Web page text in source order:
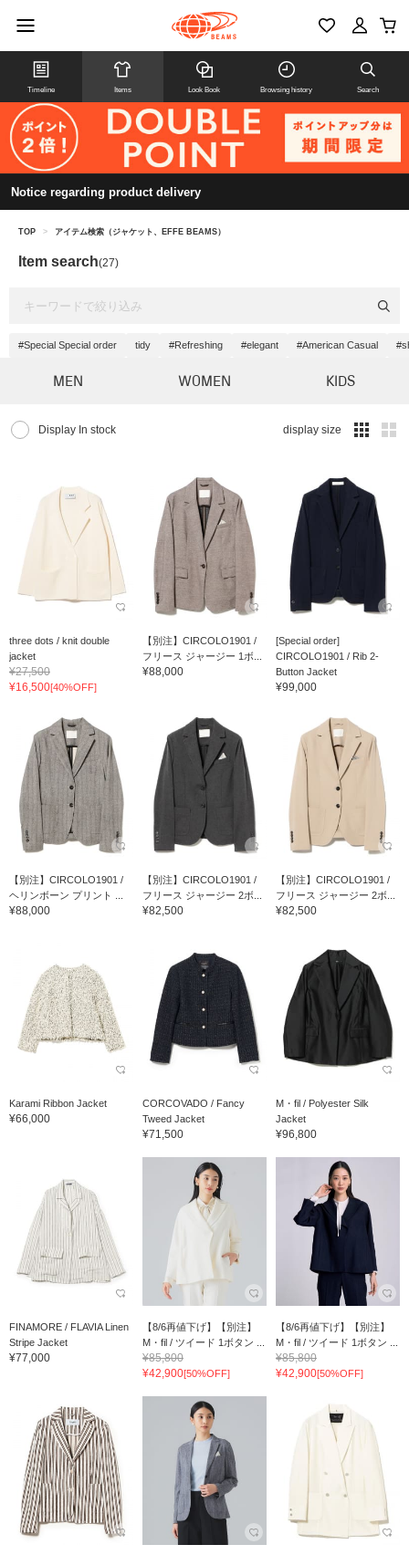
Timeline Items Look Book Browsing history Search
Notice regarding product delivery
TOP > アイテム検索（ジャケット、EFFE BEAMS）
Item search(27)
#Special Special order tidy #Refreshing #elegant #American Casual
MEN WOMEN KIDS
Display In stock display size
three dots / knit double
jacket
¥27,500
¥16,500[40%OFF]
【別注】CIRCOLO1901 /
フリース ジャージー 1ボ...
¥88,000
[Special order]
CIRCOLO1901 / Rib 2-
Button Jacket
¥99,000
【別注】CIRCOLO1901 /
ヘリンボーン プリント ...
¥88,000
【別注】CIRCOLO1901 /
フリース ジャージー 2ボ...
¥82,500
【別注】CIRCOLO1901 /
フリース ジャージー 2ボ...
¥82,500
Karami Ribbon Jacket
¥66,000
CORCOVADO / Fancy
Tweed Jacket
¥71,500
M・fil / Polyester Silk
Jacket
¥96,800
FINAMORE / FLAVIA Linen
Stripe Jacket
¥77,000
【8/6再値下げ】【別注】
M・fil / ツイード 1ボタン ...
¥85,800
¥42,900[50%OFF]
【8/6再値下げ】【別注】
M・fil / ツイード 1ボタン ...
¥85,800
¥42,900[50%OFF]